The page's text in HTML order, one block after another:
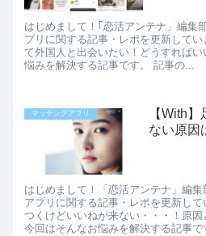
はじめまして！｢恋活アンテナ」編集
プリに関する記事・レポを更新して
て外国人と出会いたい！どうすれば
悩みを解決する記事です。 記事の...
マッチングアプリ
【With
ない原因
はじめまして！「恋活アンテナ」編
アプリに関する記事・レポを更新し
つくけどいいねが来ない・・・！原因
今回はそんなお悩みを解決する記事で